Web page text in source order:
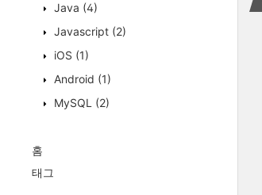
Java (4)
Javascript (2)
iOS (1)
Android (1)
MySQL (2)
홈
태그